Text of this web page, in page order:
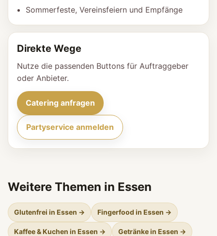
Sommerfeste, Vereinsfeiern und Empfänge
Direkte Wege
Nutze die passenden Buttons für Auftraggeber
oder Anbieter.
Catering anfragen
Partyservice anmelden
Weitere Themen in Essen
Glutenfrei in Essen → Fingerfood in Essen →
Kaffee & Kuchen in Essen → Getränke in Essen →